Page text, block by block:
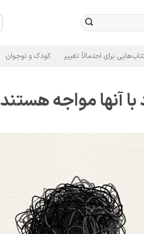
برای احتمالاً تغییر کودک و نوجوان
آنها مواجه هستند